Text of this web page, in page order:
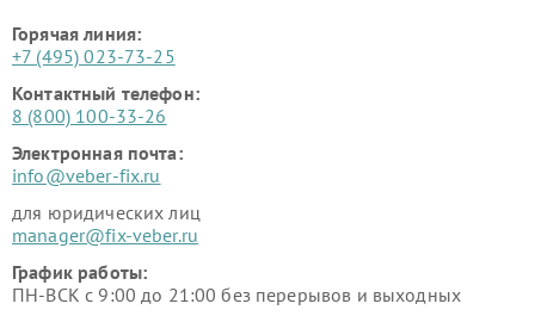
Горячая линия:
+7 (495) 023-73-25
Контактный телефон:
8 (800) 100-33-26
Электронная почта:
info@veber-fix.ru
для юридических лиц
manager@fix-veber.ru
График работы:
ПН-ВСК с 9:00 до 21:00 без перерывов и выходных